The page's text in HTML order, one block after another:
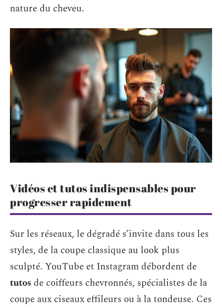
nature du cheveu.
Vidéos et tutos indispensables pour
progresser rapidement
Sur les réseaux, le dégradé s’invite dans tous les
styles, de la coupe classique au look plus
sculpté. YouTube et Instagram débordent de
tutosde coiffeurs chevronnés, spécialistes de la
coupe aux ciseaux effileurs ou à la tondeuse. Ces